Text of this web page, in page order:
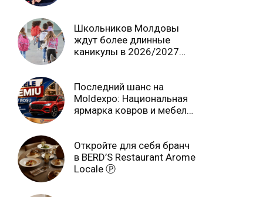
Школьников Молдовы
ждут более длинные
каникулы в 2026/2027
Последний шанс на
Moldexpo: Национальная
ярмарка ковров и мебели
Откройте для себя бранч
в BERD’S Restaurant Arome
Locale Ⓟ